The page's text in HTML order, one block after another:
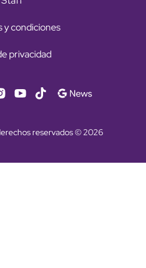
y condiciones
privacidad
reservados © 2026